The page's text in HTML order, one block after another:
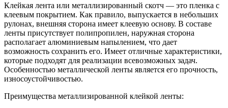
Клейкая лента или металлизированный скотч — это пленка с
клеевым покрытием. Как правило, выпускается в небольших
рулонах, внешняя сторона имеет клеевую основу. В составе
ленты присутствует полипропилен, наружная сторона
располагает алюминиевым напылением, что дает
возможность сохранить его. Имеет отличные характеристики,
которые подходят для реализации всевозможных задач.
Особенностью металлической ленты является его прочность,
износоустойчивостью.
Преимущества металлизированной клейкой ленты: